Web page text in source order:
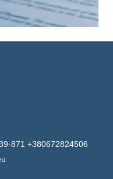
871 +380672824506